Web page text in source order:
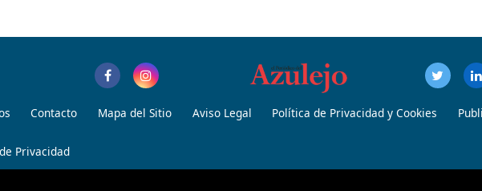
Contacto Mapa del Sitio Aviso Legal Política de Privacidad y Cookies
Privacidad